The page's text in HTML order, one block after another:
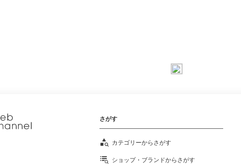
さがす
カテゴリーからさがす
ショップ・ブランドからさがす